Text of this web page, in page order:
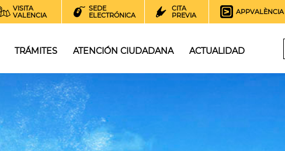
VISITA
VALENCIA
SEDE
ELECTRÓNICA
CITA
PREVIA
APPVALÈNCIA
TRÁMITES ATENCIÓN CIUDADANA ACTUALIDAD